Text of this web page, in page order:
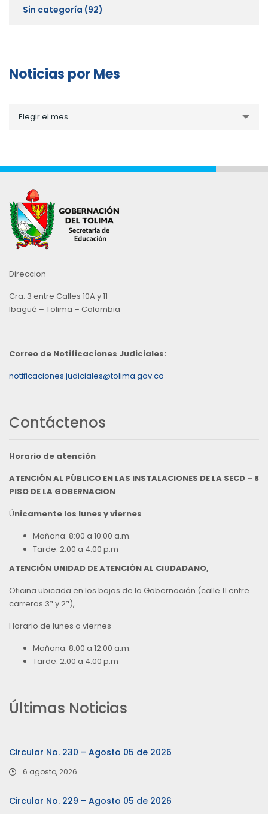
Sin categoría (92)
Noticias por Mes
porElegir el mes
Direccion
Cra. 3 entre Calles 10A y 11
Ibagué – Tolima – Colombia
Correo de Notificaciones Judiciales:
notificaciones.judiciales@tolima.gov.co
Contáctenos
Horario de atención
ATENCIÓN AL PÚBLICO EN LAS INSTALACIONES DE LA SECD – 8
PISO DE LA GOBERNACION
Únicamente los lunes y viernes
Mañana: 8:00 a 10:00 a.m.
Tarde: 2:00 a 4:00 p.m
ATENCIÓN UNIDAD DE ATENCIÓN AL CIUDADANO,
Oficina ubicada en los bajos de la Gobernación (calle 11 entre
carreras 3ª y 2ª),
Horario de lunes a viernes
Mañana: 8:00 a 12:00 a.m.
Tarde: 2:00 a 4:00 p.m
Últimas Noticias
Circular No. 230 – Agosto 05 de 2026
6 agosto, 2026
Circular No. 229 – Agosto 05 de 2026